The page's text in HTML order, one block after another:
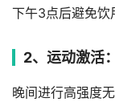
下午3点后避免饮
2、运动激活：
晚间进行高强度